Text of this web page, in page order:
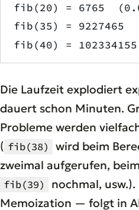
fib(20) = 6765
fib(35) = 9227465
fib(40) =
Die Laufzeit explodiert
dauert schon Minuten.
Probleme werden
( fib(38) wird beim
zweimal aufgerufen,
fib(39)
nochmal,
Memoization — folgt in